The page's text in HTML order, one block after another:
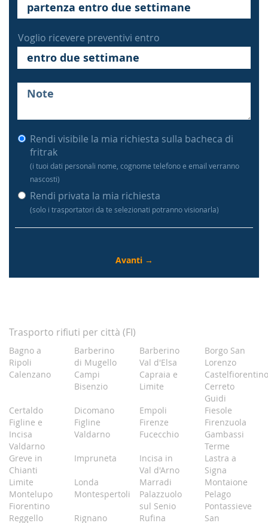
Voglio ricevere preventivi entro
Rendi visibile la mia richiesta sulla bacheca di
fritrak
(i tuoi dati personali nome, cognome telefono e email verranno
nascosti)
Rendi privata la mia richiesta
(solo i trasportatori da te selezionati potranno visionarla)
Trasporto rifiuti per città (FI)
Bagno a
Ripoli
Barberino
di Mugello
Barberino
Val d'Elsa
Borgo San
Lorenzo
Calenzano
Campi
Bisenzio
Capraia e
Limite
Castelfiorentino
Cerreto
Guidi
Certaldo
Dicomano Empoli
Fiesole
Figline e
Incisa
Valdarno
Figline
Valdarno
Firenze
Firenzuola
Fucecchio
Gambassi
Terme
Greve in
Chianti
Impruneta
Incisa in
Val d'Arno
Lastra a
Signa
Limite
Londa Marradi
Montaione
Montelupo
Fiorentino
Montespertoli
Palazzuolo
sul Senio
Pelago
Pontassieve
Reggello
Rignano Rufina San